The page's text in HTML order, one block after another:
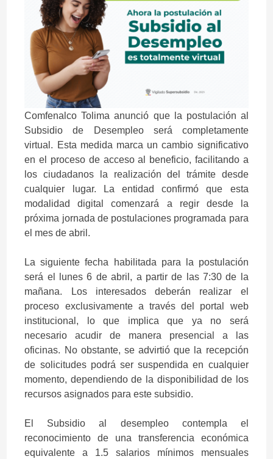
Comfenalco Tolima anunció que la postulación al
Subsidio de Desempleo será completamente
virtual. Esta medida marca un cambio significativo
en el proceso de acceso al beneficio, facilitando a
los ciudadanos la realización del trámite desde
cualquier lugar. La entidad confirmó que esta
modalidad digital comenzará a regir desde la
próxima jornada de postulaciones programada para
el mes de abril.
La siguiente fecha habilitada para la postulación
será el lunes 6 de abril, a partir de las 7:30 de la
mañana. Los interesados deberán realizar el
proceso exclusivamente a través del portal web
institucional, lo que implica que ya no será
necesario acudir de manera presencial a las
oficinas. No obstante, se advirtió que la recepción
de solicitudes podrá ser suspendida en cualquier
momento, dependiendo de la disponibilidad de los
recursos asignados para este subsidio.
El Subsidio al desempleo contempla el
reconocimiento de una transferencia económica
equivalente a 1.5 salarios mínimos mensuales